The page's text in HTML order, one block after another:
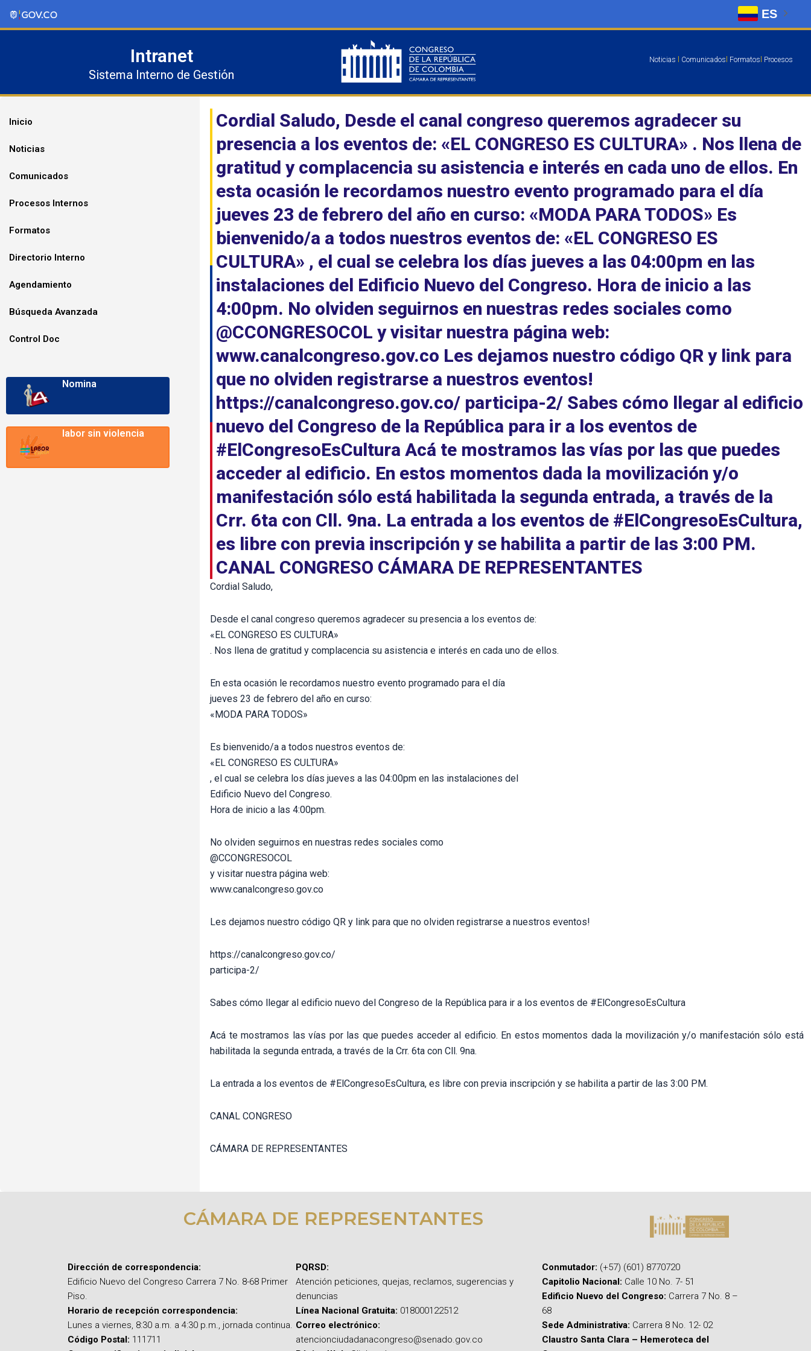
Intranet
Sistema Interno de Gestión
Noticias Comunicados Formatos Procesos
Inicio
Noticias
Comunicados
Procesos Internos
Formatos
Directorio Interno
Agendamiento
Búsqueda Avanzada
Control Doc
Nomina
labor sin violencia
Cordial Saludo, Desde el canal congreso queremos agradecer su
presencia a los eventos de: «EL CONGRESO ES CULTURA» . Nos llena de
gratitud y complacencia su asistencia e interés en cada uno de ellos. En
esta ocasión le recordamos nuestro evento programado para el día
jueves 23 de febrero del año en curso: «MODA PARA TODOS» Es
bienvenido/a a todos nuestros eventos de: «EL CONGRESO ES
CULTURA» , el cual se celebra los días jueves a las 04:00pm en las
instalaciones del Edificio Nuevo del Congreso. Hora de inicio a las
4:00pm. No olviden seguirnos en nuestras redes sociales como
@CCONGRESOCOL y visitar nuestra página web:
www.canalcongreso.gov.co Les dejamos nuestro código QR y link para
que no olviden registrarse a nuestros eventos!
https://canalcongreso.gov.co/ participa-2/ Sabes cómo llegar al edificio
nuevo del Congreso de la República para ir a los eventos de
#ElCongresoEsCultura Acá te mostramos las vías por las que puedes
acceder al edificio. En estos momentos dada la movilización y/o
manifestación sólo está habilitada la segunda entrada, a través de la
Crr. 6ta con Cll. 9na. La entrada a los eventos de #ElCongresoEsCultura,
es libre con previa inscripción y se habilita a partir de las 3:00 PM.
CANAL CONGRESO CÁMARA DE REPRESENTANTES
Cordial Saludo,
Desde el canal congreso queremos agradecer su presencia a los eventos de:
«EL CONGRESO ES CULTURA»
. Nos llena de gratitud y complacencia su asistencia e interés en cada uno de ellos.
En esta ocasión le recordamos nuestro evento programado para el día
jueves 23 de febrero del año en curso:
«MODA PARA TODOS»
Es bienvenido/a a todos nuestros eventos de:
«EL CONGRESO ES CULTURA»
, el cual se celebra los días jueves a las 04:00pm en las instalaciones del
Edificio Nuevo del Congreso.
Hora de inicio a las 4:00pm.
No olviden seguirnos en nuestras redes sociales como
@CCONGRESOCOL
y visitar nuestra página web:
www.canalcongreso.gov.co
Les dejamos nuestro código QR y link para que no olviden registrarse a nuestros eventos!
https://canalcongreso.gov.co/
participa-2/
Sabes cómo llegar al edificio nuevo del Congreso de la República para ir a los eventos de #ElCongresoEsCultura
Acá te mostramos las vías por las que puedes acceder al edificio. En estos momentos dada la movilización y/o manifestación sólo está
habilitada la segunda entrada, a través de la Crr. 6ta con Cll. 9na.
La entrada a los eventos de #ElCongresoEsCultura, es libre con previa inscripción y se habilita a partir de las 3:00 PM.
CANAL CONGRESO
CÁMARA DE REPRESENTANTES
CÁMARA DE REPRESENTANTES
Dirección de correspondencia:
Edificio Nuevo del Congreso Carrera 7 No. 8-68 Primer
Piso.
Horario de recepción correspondencia:
Lunes a viernes, 8:30 a.m. a 4:30 p.m., jornada continua.
Código Postal: 111711
PQRSD:
Atención peticiones, quejas, reclamos, sugerencias y
denuncias
Línea Nacional Gratuita: 018000122512
Correo electrónico:
atencionciudadanacongreso@senado.gov.co
Conmutador: (+57) (601) 8770720
Capitolio Nacional: Calle 10 No. 7- 51
Edificio Nuevo del Congreso: Carrera 7 No. 8 –
68
Sede Administrativa: Carrera 8 No. 12- 02
Claustro Santa Clara – Hemeroteca del
ES